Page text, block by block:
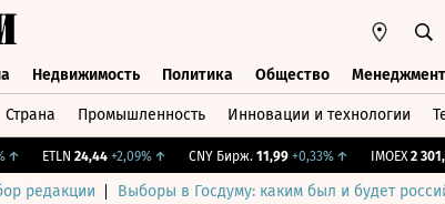
Недвижимость Политика Общество Менеджмент
Страна Промышленность Инновации и технологии
ETLN 24,44 +2,09%↑ CNY Бирж. 11,99 +0,33%↑ IMOEX 2
редакции Выборы в Госдуму: каким был и будет